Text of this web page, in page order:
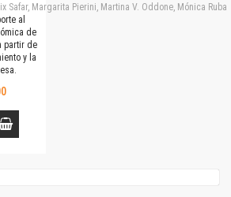
Safar, Margarita Pierini, Martina V. Oddone, Mónica
al
de
partir de
y la